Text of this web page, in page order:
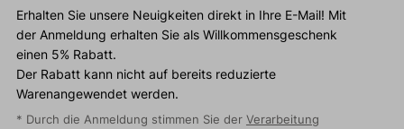
Erhalten Sie unsere Neuigkeiten direkt in Ihre E-Mail! Mit
der Anmeldung erhalten Sie als Willkommensgeschenk
einen 5% Rabatt.
Der Rabatt kann nicht auf bereits reduzierte
Warenangewendet werden.
* Durch die Anmeldung stimmen Sie der Verarbeitung